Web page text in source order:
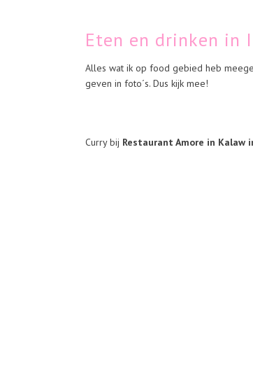
Eten en drinken in
Alles wat ik op food gebied heb
geven in foto´s. Dus kijk mee!
Curry bij Restaurant Amore in Kalaw